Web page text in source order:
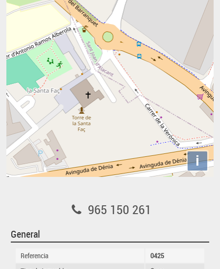
i
965 150 261
General
Referencia
0425